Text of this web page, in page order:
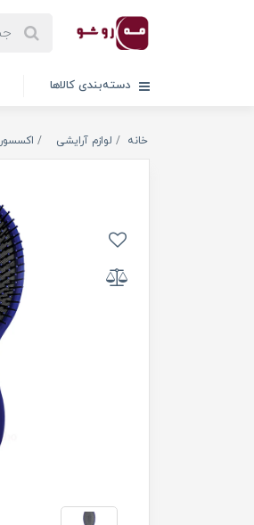
دسته‌بندی کالاها
خانه لوازم آرایشی